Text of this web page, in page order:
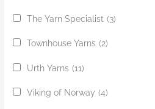
The Yarn Specialist (3)
Townhouse Yarns (2)
Urth Yarns (11)
Viking of Norway (4)